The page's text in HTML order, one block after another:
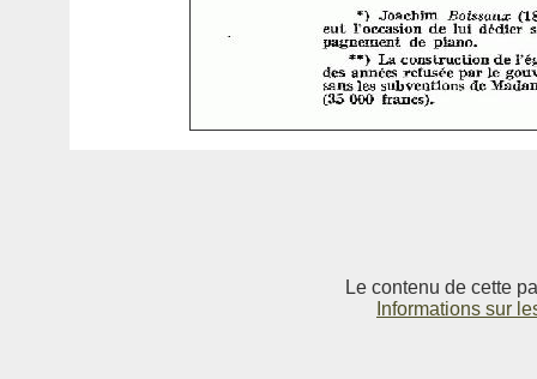
Le contenu de cette
Informations sur